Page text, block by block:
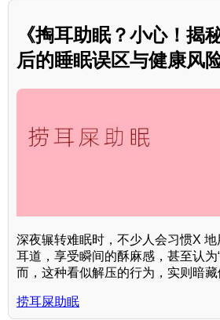
《掏耳助眠？小心！揭
后的睡眠误区与健康风险
深夜辗转难眠时，不少人会习惯X
耳道，享受瞬间的酥麻感，甚至认为
而，这种看似解压的行为，实则暗藏
捞耳屎助眠